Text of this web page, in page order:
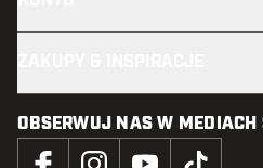
OBSERWUJ NAS W MEDIACH